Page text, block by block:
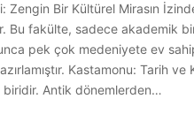
Zengin Bir Kültürel Mirasın
Bu fakülte, sadece akademik
pek çok medeniyete ev
Kastamonu: Tarih
biridir. Antik dönemlerden…